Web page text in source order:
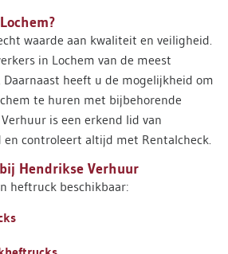
waarde aan kwaliteit en veiligheid.
in Lochem van de meest
heeft u de mogelijkheid om
te huren met bijbehorende
is een erkend lid van
controleert altijd met Rentalcheck.
Hendrikse Verhuur
heftruck beschikbaar: